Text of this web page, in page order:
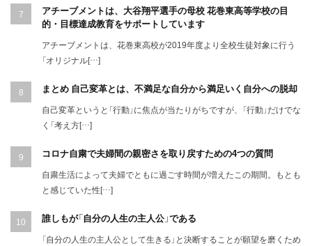
アチーブメントは、大谷翔平選手の母校 花巻東高等学校の目
的・目標達成教育をサポートしています
アチーブメントは、花巻東高校が2019年度より全校生徒対象に行う
「オリジナル[…]
まとめ 自己変革とは、不満足な自分から満足いく自分への脱却
自己変革というと「行動」に焦点が当たりがちですが、「行動」だけでな
く「考え方[…]
コロナ自粛で夫婦間の親密さを取り戻すための4つの質問
自粛生活によって夫婦でともに過ごす時間が増えたこの期間。もとも
と感じていた性[…]
誰しもが「自分の人生の主人公」である
「自分の人生の主人公として生きる」と決断することが願望を磨くため